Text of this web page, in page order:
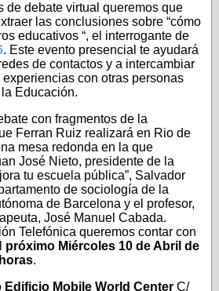
de debate virtual queremos que
las conclusiones sobre “cómo
educativos “, el interrogante de
. Este evento presencial te ayudará
de contactos y a intercambiar
con otras personas
Educación.
con fragmentos de la
Ferran Ruiz realizará en Rio de
mesa redonda en la que
José Nieto, presidente de la
tu escuela pública”, Salvador
de sociología de la
de Barcelona y el profesor,
José Manuel Cabada.
Telefónica queremos contar con
próximo Miércoles 10 de Abril de
.
Edificio Mobile World Center C/